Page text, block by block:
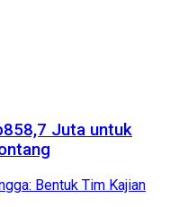
Juta untuk